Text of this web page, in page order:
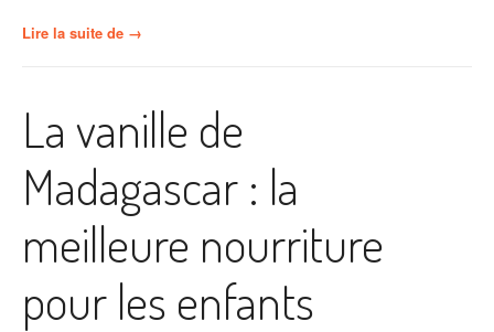
Lire la suite de « Focus
trading »
→
La vanille de
Madagascar : la
meilleure nourriture
pour les enfants